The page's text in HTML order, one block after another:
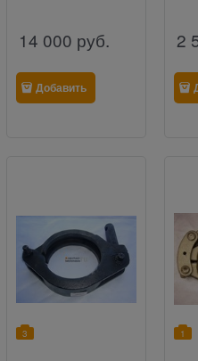
14 000 руб.
Добавить
2
3 1